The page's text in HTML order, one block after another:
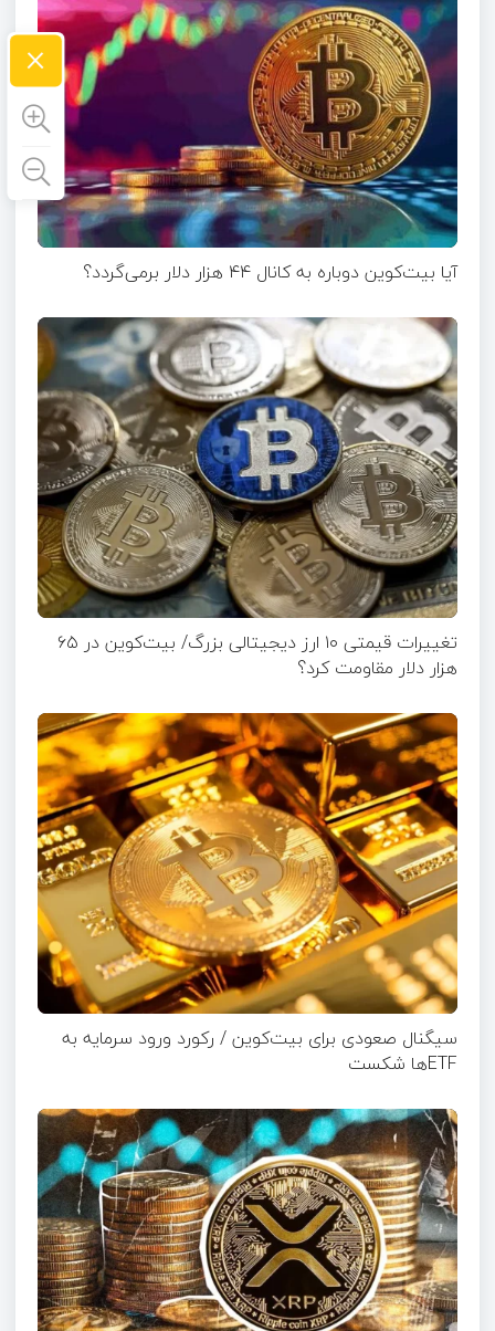
آیا بیت‌کوین دوباره به کانال ۴۴ هزار دلار برمی‌گردد؟
تغییرات قیمتی ۱۰ ارز دیجیتالی بزرگ/ بیت‌کوین در ۶۵
هزار دلار مقاومت کرد؟
سیگنال صعودی برای بیت‌کوین / رکورد ورود سرمایه به
ETFها شکست
×